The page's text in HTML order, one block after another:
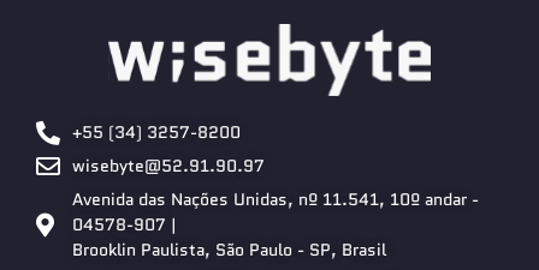
+55 (34) 3257-8200
wisebyte@52.91.90.97
Avenida das Nações Unidas, nº 11.541, 10º andar -
04578-907 |
Brooklin Paulista, São Paulo - SP, Brasil